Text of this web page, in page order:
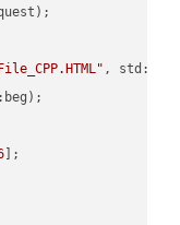
,
];